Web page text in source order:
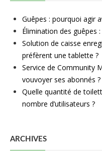
Guêpes : pourquoi agir
Élimination des guêpes
Solution de caisse
préfèrent une tablette ?
Service de Community
vouvoyer ses abonnés ?
Quelle quantité de
nombre d’utilisateurs ?
ARCHIVES